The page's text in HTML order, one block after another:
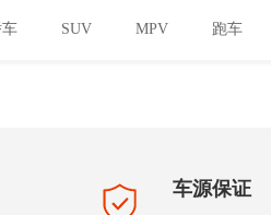
SUV MPV 跑车
车源保证